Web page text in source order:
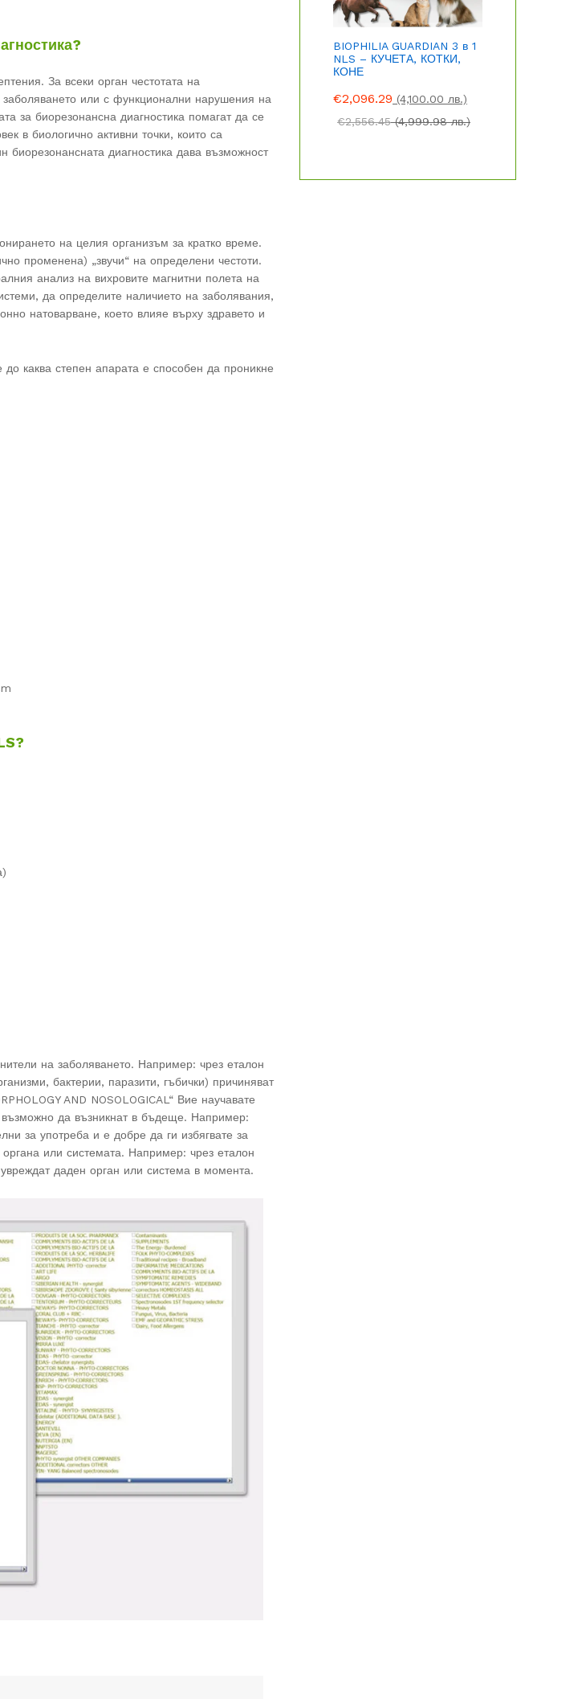
За всеки орган честотата на
или с функционални нарушения на
за биорезонансна диагностика помагат да се
в биологично активни точки, които са
биорезонансната диагностика дава възможност
на целия организъм за кратко време.
променена) „звучи“ на определени честоти.
анализ на вихровите магнитни полета на
да определите наличието на заболявания,
натоварване, което влияе върху здравето и
каква степен апарата е способен да проникне
на заболяването. Например: чрез еталон
бактерии, паразити, гъбички) причиняват
AND NOSOLOGICAL“ Вие научавате
възможно да възникнат в бъдеще. Например:
за употреба и е добре да ги избягвате за
или системата. Например: чрез еталон
даден орган или система в момента.
BIOPHILIA GUARDIAN 3 в 1
NLS – КУЧЕТА, КОТКИ,
КОНЕ
€2,096.29 (4,100.00 лв.)
€2,556.45 (4,999.98 лв.)